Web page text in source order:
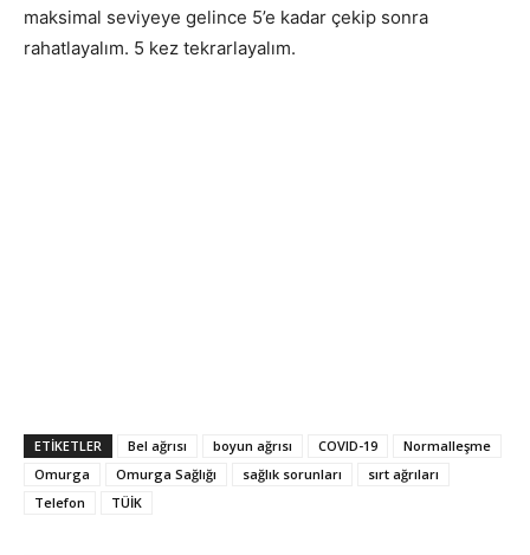
maksimal seviyeye gelince 5’e kadar çekip sonra
rahatlayalım. 5 kez tekrarlayalım.
ETIKETLER Bel ağrısı boyun ağrısı COVID-19
Normalleşme
Omurga
Omurga Sağlığı sağlık sorunları
sırt ağrıları
Telefon
TÜİK